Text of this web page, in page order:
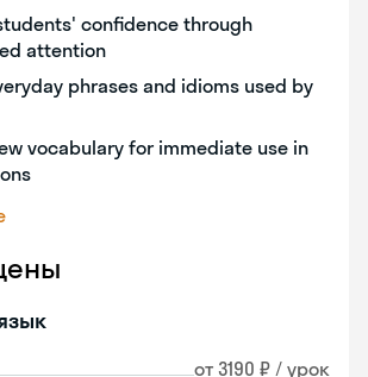
confidence through
attention
phrases and idioms used by
vocabulary for immediate use in
от 3190 ₽ / урок